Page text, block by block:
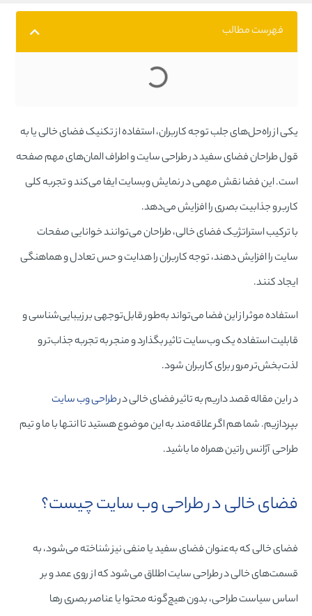
فهرست مطالب
یکی از راه‌حل‌های جلب توجه کاربران، استفاده از تکنیک فضای خالی یا به
قول طراحان فضای سفید در طراحی سایت و اطراف المان‌های مهم صفحه
است. این فضا نقش مهمی در نمایش وبسایت ایفا می‌کند و تجربه کلی
کاربر و جذابیت بصری را افزایش می‌دهد.
با ترکیب استراتژیک فضای خالی، طراحان می‌توانند خوانایی صفحات
سایت را افزایش دهند، توجه کاربران را هدایت و حس تعادل و هماهنگی
ایجاد کنند.
استفاده موثر از این فضا می‌تواند به‌طور قابل‌توجهی بر زیبایی‌شناسی و
قابلیت استفاده یک وب‌سایت تاثیر بگذارد و منجر به تجربه جذاب‌تر و
لذت‌بخش‌تر مرور برای کاربران شود.
در این مقاله قصد داریم به تاثیر فضای خالی درطراحی وب سایت
بپردازیم.شما هم اگر علاقه‌مند به این موضوع هستید تا انتها با ما و تیم
طراحی آژانس راتین همراه ما باشید.
فضای خالی در طراحی وب سایت چیست؟
فضای خالی که به‌عنوان فضای سفید یا منفی نیز شناخته می‌شود، به
قسمت‌های خالی درطراحی سایتاطلاق می‌شود که از روی عمد و بر
اساس سیاست طراحی، بدون هیچ‌گونه محتوا یا عناصر بصری رها